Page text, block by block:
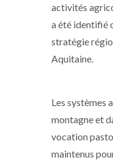
activités
a été identifié
stratégie
Aquitaine.
Les systèmes
montagne et
vocation
maintenus